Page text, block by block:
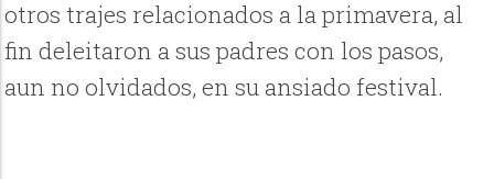
otros trajes relacionados a la primavera, al
fin deleitaron a sus padres con los pasos,
aun no olvidados, en su ansiado festival.